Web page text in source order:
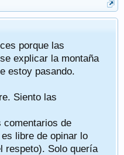
porque las
explicar la montaña
estoy pasando.
Siento las
comentarios de
libre de opinar lo
respeto). Solo quería